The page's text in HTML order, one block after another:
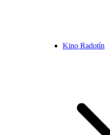
Kino Radotín